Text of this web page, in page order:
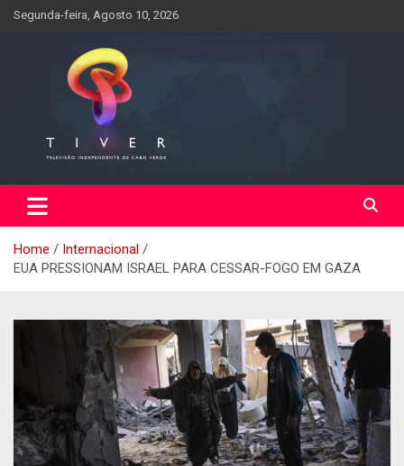
SkipSegunda-feira, Agosto 10, 2026
Home
Internacional
EUA PRESSIONAM ISRAEL PARA CESSAR-FOGO EM GAZA